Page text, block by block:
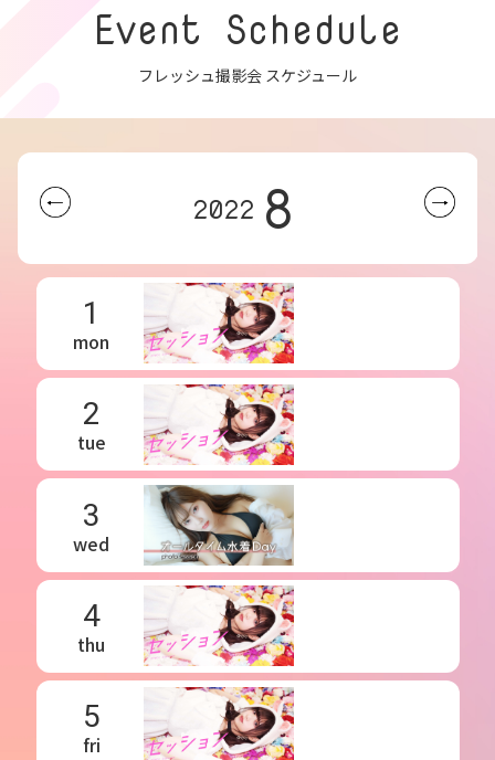
Event Schedule
フレッシュ撮影会 スケジュール
2022 8
1
mon
2
tue
3
wed
4
thu
5
fri